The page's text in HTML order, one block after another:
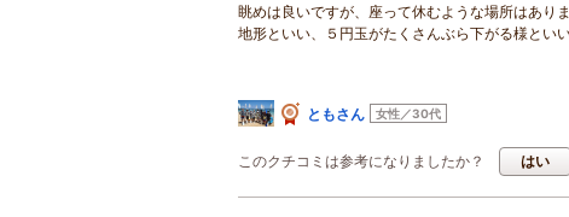
眺めは良いですが、座って休むような場所はありま
地形といい、５円玉がたくさんぶら下がる様とい
ともさん 女性／30代
このクチコミは参考になりましたか？ はい